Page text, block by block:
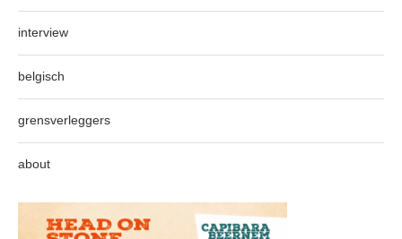
interview
belgisch
grensverleggers
about